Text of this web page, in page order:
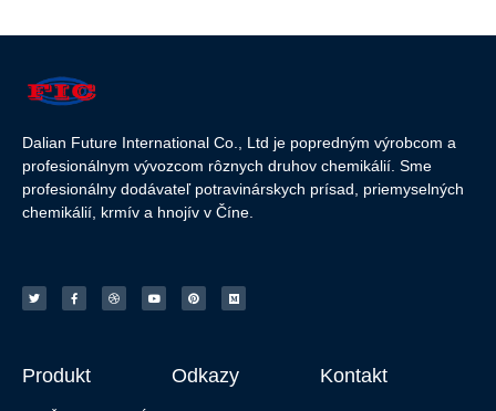
Dalian Future International Co., Ltd je popredným výrobcom a
profesionálnym vývozcom rôznych druhov chemikálií. Sme
profesionálny dodávateľ potravinárskych prísad, priemyselných
chemikálií, krmív a hnojív v Číne.
Produkt Odkazy Kontakt